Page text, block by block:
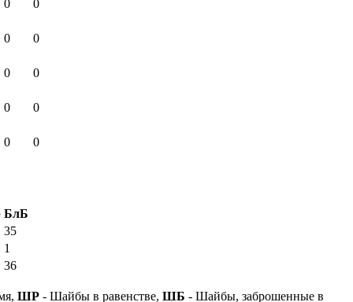
0
0
0
0
0
0
0
0
0 0
БлБ
35
1
36
ШР - Шайбы в равенстве, ШБ - Шайбы, заброшенные в